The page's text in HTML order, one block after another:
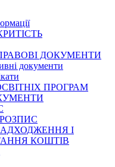
ДОКУМЕНТИ
документи
ПРОГРАМ
І
КОШТІВ